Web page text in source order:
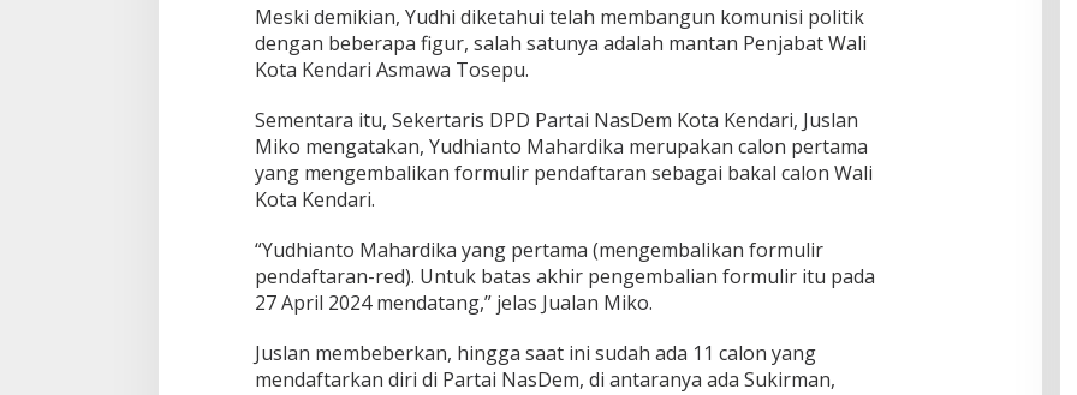
Meski demikian, Yudhi diketahui telah membangun komunisi politik
dengan beberapa figur, salah satunya adalah mantan Penjabat Wali
Kota Kendari Asmawa Tosepu.
Sementara itu, Sekertaris DPD Partai NasDem Kota Kendari, Juslan
Miko mengatakan, Yudhianto Mahardika merupakan calon pertama
yang mengembalikan formulir pendaftaran sebagai bakal calon Wali
Kota Kendari.
“Yudhianto Mahardika yang pertama (mengembalikan formulir
pendaftaran-red). Untuk batas akhir pengembalian formulir itu pada
27 April 2024 mendatang,” jelas Jualan Miko.
Juslan membeberkan, hingga saat ini sudah ada 11 calon yang
mendaftarkan diri di Partai NasDem, di antaranya ada Sukirman,